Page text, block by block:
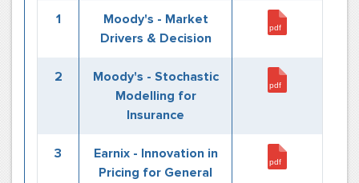
1
Moody's - Market
Drivers & Decision
2
Moody's - Stochastic
Modelling for
Insurance
3
Earnix - Innovation in
Pricing for General